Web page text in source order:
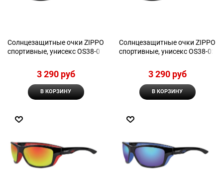
Солнцезащитные очки ZIPPO
спортивные, унисекс OS38-01
3 290 руб
В КОРЗИНУ
Солнцезащитные очки ZIPPO
спортивные, унисекс OS38-02
3 290 руб
В КОРЗИНУ